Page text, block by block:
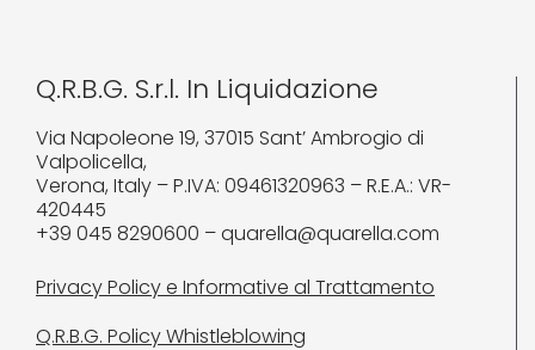
Q.R.B.G. S.r.l. In Liquidazione
Via Napoleone 19, 37015 Sant’ Ambrogio di
Valpolicella,
Verona, Italy – P.IVA: 09461320963 – R.E.A.: VR-
420445
+39 045 8290600 – quarella@quarella.com
Privacy Policy e Informative al Trattamento
Q.R.B.G. Policy Whistleblowing